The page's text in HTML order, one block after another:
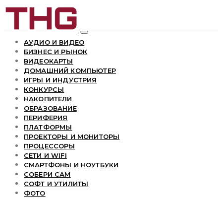
АУДИО И ВИДЕО
БИЗНЕС И РЫНОК
ВИДЕОКАРТЫ
ДОМАШНИЙ КОМПЬЮТЕР
ИГРЫ И ИНДУСТРИЯ
КОНКУРСЫ
НАКОПИТЕЛИ
ОБРАЗОВАНИЕ
ПЕРИФЕРИЯ
ПЛАТФОРМЫ
ПРОЕКТОРЫ И МОНИТОРЫ
ПРОЦЕССОРЫ
СЕТИ И WIFI
СМАРТФОНЫ И НОУТБУКИ
СОБЕРИ САМ
СОФТ И УТИЛИТЫ
ФОТО